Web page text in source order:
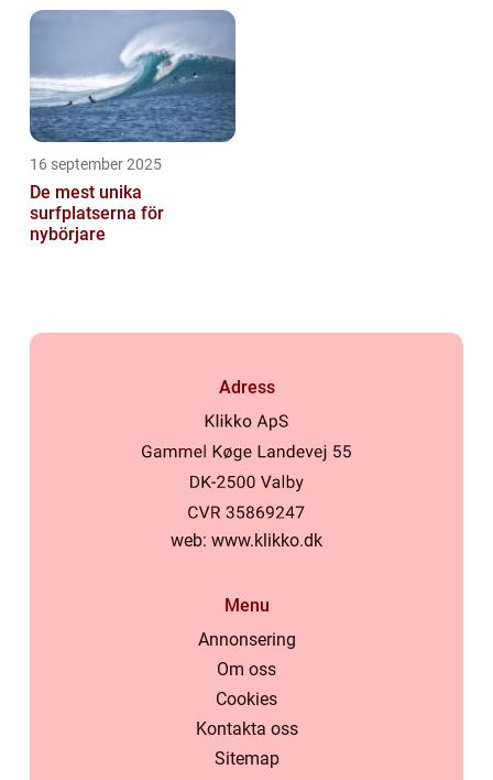
16 september 2025
De mest unika
surfplatserna för
nybörjare
Adress
web: www.klikko.dk
Menu
Annonsering
Om oss
Cookies
Kontakta oss
Sitemap